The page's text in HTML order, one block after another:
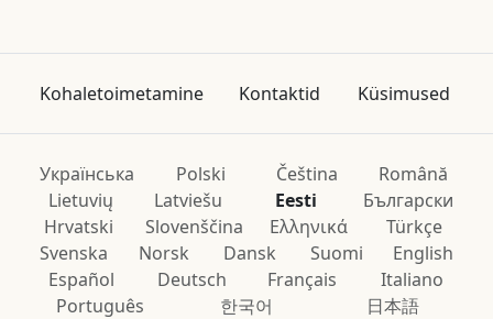
Kohaletoimetamine Kontaktid Küsimused
Українська Polski Čeština
Română
Lietuvių
Latviešu Eesti
Български
Hrvatski
Slovenščina Ελληνικά
Türkçe
Svenska
Norsk Dansk Suomi
English
Español
Deutsch Français
Italiano
Português
한국어 日本語